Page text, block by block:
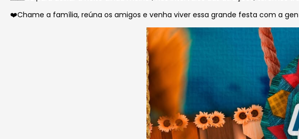
❤️Chame a família, reúna os amigos e venha viver essa grande festa com a